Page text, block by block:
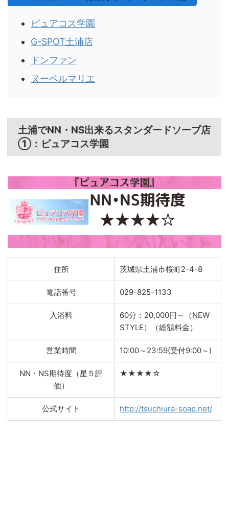
ピュアコス学園
G-SPOT土浦店
ドンファン
ヌーベルマリエ
土浦でNN・NS出来るスタンダードソープ店
①：ピュアコス学園
住所 茨城県土浦市桜町2-4-8
電話番号 029-825-1133
入浴料
60分：20,000円～（NEW
STYLE）（総額料金）
営業時間 10:00～23:59(受付9:00～)
NN・NS期待度（星５評
価）
★★★★☆
公式サイト http://tsuchiura-soap.net/